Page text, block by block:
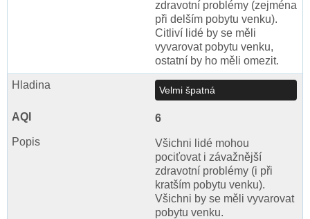
zdravotní problémy (zejména
při delším pobytu venku).
Citliví lidé by se měli
vyvarovat pobytu venku,
ostatní by ho měli omezit.
Velmi špatná
6
Všichni lidé mohou
pociťovat i závažnější
zdravotní problémy (i při
kratším pobytu venku).
Všichni by se měli vyvarovat
pobytu venku.